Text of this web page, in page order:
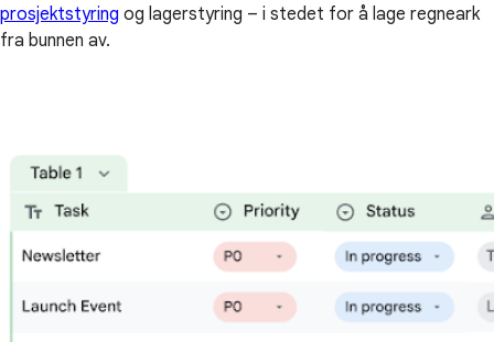
prosjektstyring og lagerstyring – i stedet for å lage regneark
fra bunnen av.